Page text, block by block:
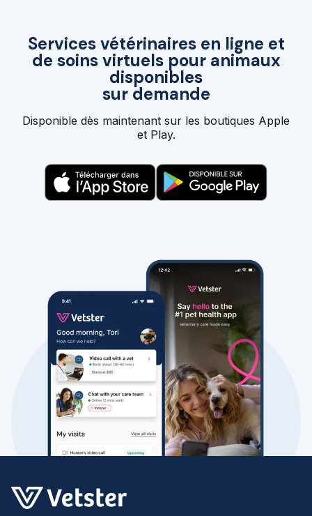
Services vétérinaires en ligne et
de soins virtuels pour animaux
disponibles
sur demande
Disponible dès maintenant sur les boutiques Apple
et Play.